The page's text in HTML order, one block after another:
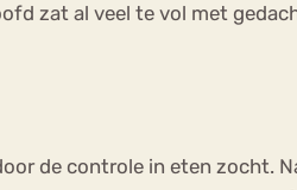
zat al veel te vol met
de controle in eten zocht.